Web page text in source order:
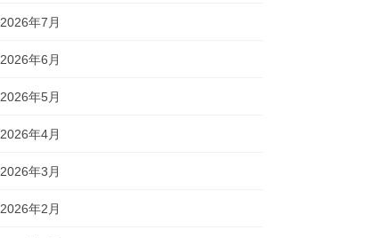
2026年7月
2026年6月
2026年5月
2026年4月
2026年3月
2026年2月